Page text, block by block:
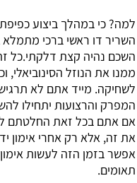
למה? כי במהלך ביצוע
השריר דו ראשי ברכי
השכם נהיה קצת דלקתי.כל
ממנו את הנוזל הסינוביאלי,
לשחיקה. מייד אתם לא
המפרק והרצועות יתחילו
אם אתם בכל זאת החלטתם
אפשר בזמן הזה לעשות
תאומים.